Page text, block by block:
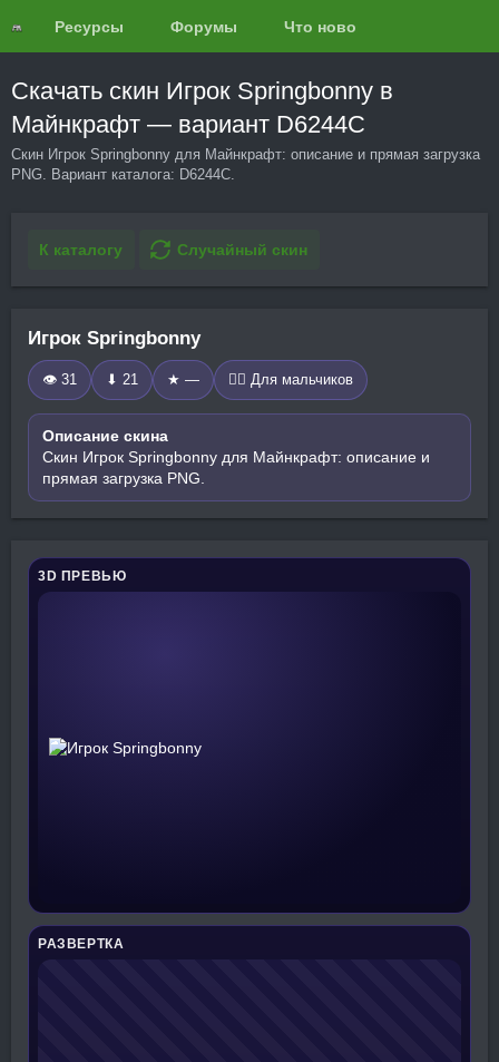
Ресурсы Форумы Что нового?
Скачать скин Игрок Springbonny в
Майнкрафт — вариант D6244C
Скин Игрок Springbonny для Майнкрафт: описание и прямая загрузка
PNG. Вариант каталога: D6244C.
К каталогу Случайный скин
Игрок Springbonny
👁 31 ⬇ 21 ★ — 🧍‍♂️ Для мальчиков
Описание скина
Скин Игрок Springbonny для Майнкрафт: описание и
прямая загрузка PNG.
3D ПРЕВЬЮ
РАЗВЕРТКА